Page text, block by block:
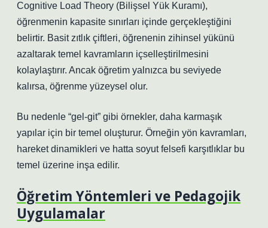
Cognitive Load Theory (Bilişsel Yük Kuramı),
öğrenmenin kapasite sınırları içinde gerçekleştiğini
belirtir. Basit zıtlık çiftleri, öğrenenin zihinsel yükünü
azaltarak temel kavramların içselleştirilmesini
kolaylaştırır. Ancak öğretim yalnızca bu seviyede
kalırsa, öğrenme yüzeysel olur.
Bu nedenle “gel-git” gibi örnekler, daha karmaşık
yapılar için bir temel oluşturur. Örneğin yön kavramları,
hareket dinamikleri ve hatta soyut felsefi karşıtlıklar bu
temel üzerine inşa edilir.
Öğretim Yöntemleri ve Pedagojik
Uygulamalar